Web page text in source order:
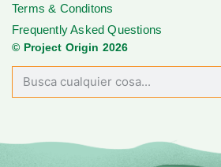
Terms & Conditons
Frequently Asked Questions
© Project Origin 2026